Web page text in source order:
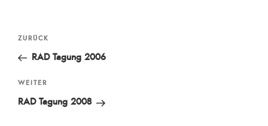
Beitragsnavigation
Vorheriger
Beitrag
ZURÜCK
RAD Tagung 2006
Nächster
Beitrag
WEITER
RAD Tagung 2008